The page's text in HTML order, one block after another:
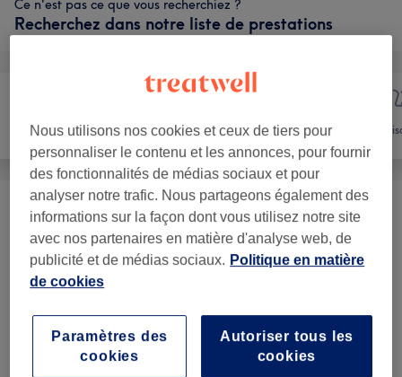
Ce n'est pas ce que vous recherchiez ?
Recherchez dans notre liste de prestations
Beauté des pieds
Épilation
Femme - Épilation Au Fil ( 2) à partir de 4 €
Femme - Épilation À La Cire (19 ) à partir de 3 €
Avis sur l'établissement
Nous utilisons nos cookies et ceux de tiers pour
personnaliser le contenu et les annonces, pour fournir
des fonctionnalités de médias sociaux et pour
analyser notre trafic. Nous partageons également des
informations sur la façon dont vous utilisez notre site
avec nos partenaires en matière d'analyse web, de
publicité et de médias sociaux. Politique en matière
de cookies
Autoriser tous les
cookies
Paramètres des
cookies